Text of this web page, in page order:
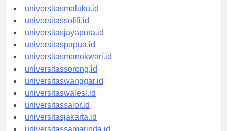
universitasambon.id
universitasmaluku.id
universitassofifi.id
universitasjayapura.id
universitaspapua.id
universitasmanokwari.id
universitassorong.id
universitaswanggar.id
universitaswalesi.id
universitassalor.id
universitasjakarta.id